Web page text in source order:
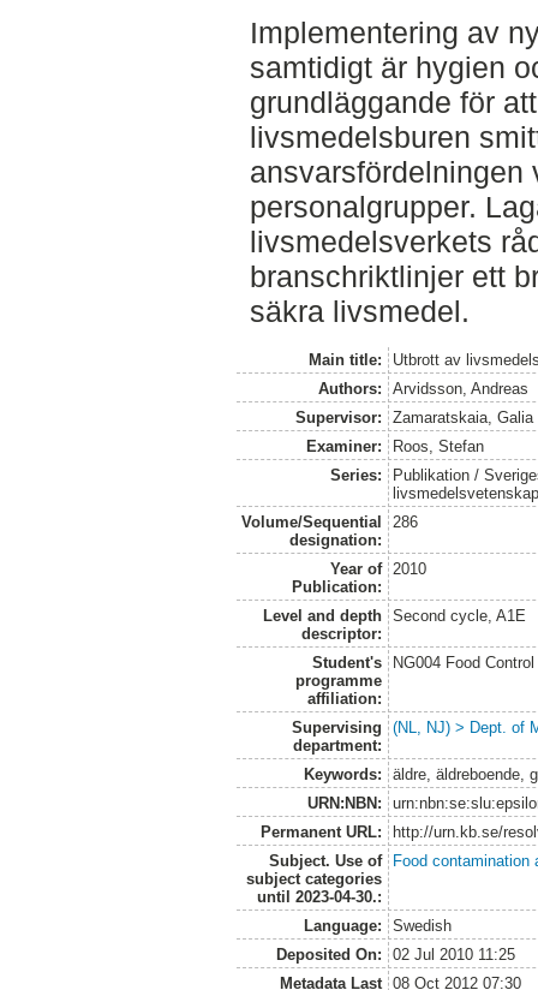
Implementering av
samtidigt är hygien
grundläggande för
livsmedelsburen
ansvarsfördelningen
personalgrupper.
livsmedelsverkets
branschriktlinjer ett
säkra livsmedel.
Main title:
Utbrott av
Authors:
Arvidsson, Andreas
Supervisor:
Zamaratskaia, Galia
Examiner:
Roos, Stefan
Series:
Publikation /
Volume/Sequential
designation:
286
Year of
Publication:
2010
Level and depth
descriptor:
Second cycle, A1E
Student's
programme
affiliation:
NG004 Food
Supervising
department:
(NL, NJ) > Dept. of
Keywords:
äldre, äldreboende,
URN:NBN:
Permanent URL:
http://urn.kb.se/
Subject. Use of
subject categories
until 2023-04-30.:
Food contamination
Language:
Swedish
Deposited On:
02 Jul 2010 11:25
Metadata Last
08 Oct 2012 07:30